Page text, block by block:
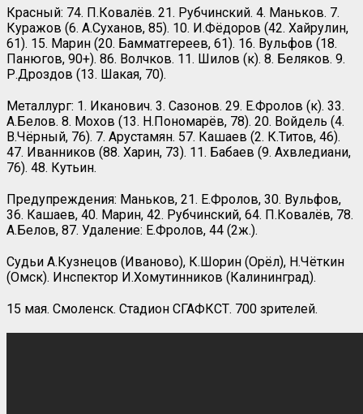
Красный: 74. П.Ковалёв. 21. Рубчинский. 4. Маньков. 7.
Куражов (6. А.Суханов, 85). 10. И.Фёдоров (42. Хайрулин,
61). 15. Марин (20. Бамматгереев, 61). 16. Вульфов (18.
Панюгов, 90+). 86. Волчков. 11. Шилов (к). 8. Беляков. 9.
Р.Дроздов (13. Шакая, 70).
Металлург: 1. Иканович. 3. Сазонов. 29. Е.Фролов (к). 33.
А.Белов. 8. Мохов (13. Н.Пономарёв, 78). 20. Войдель (4.
В.Чёрный, 76). 7. Арустамян. 57. Кашаев (2. К.Титов, 46).
47. Иванников (88. Харин, 73). 11. Бабаев (9. Ахвледиани,
76). 48. Кутьин.
Предупреждения: Маньков, 21. Е.Фролов, 30. Вульфов,
36. Кашаев, 40. Марин, 42. Рубчинский, 64. П.Ковалёв, 78.
А.Белов, 87. Удаление: Е.Фролов, 44 (2ж.).
Судьи А.Кузнецов (Иваново), К.Шорин (Орёл), Н.Чёткин
(Омск). Инспектор И.Хомутинников (Калининград).
15 мая. Смоленск. Стадион СГАФКСТ. 700 зрителей.